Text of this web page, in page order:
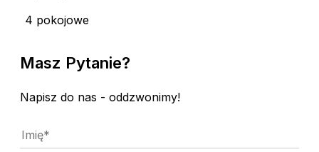
4 pokojowe
Masz Pytanie?
Napisz do nas - oddzwonimy!